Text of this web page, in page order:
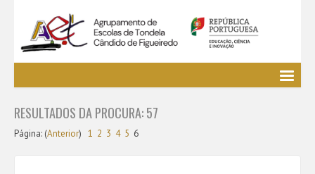
EE / Alunos
Clubes e Projetos
RESULTADOS DA PROCURA: 57
Página: (Anterior) 1 2 3 4 5 6